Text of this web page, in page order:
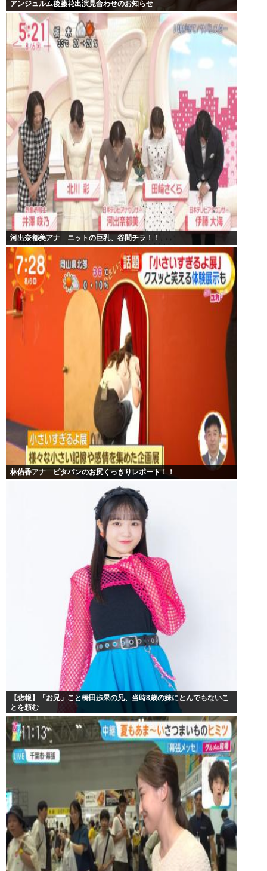
アンジュルム後藤花出演見合わせのお知らせ
河出奈都美アナ ニットの巨乳、谷間チラ！！
林佑香アナ ピタパンのお尻くっきりレポート！！
【悲報】「お兄」こと橋田歩果の兄、当時8歳の妹にとんでもないこ
とを頼む